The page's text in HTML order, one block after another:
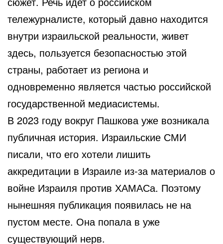
тележурналисте, который давно находится
внутри израильской реальности, живет
здесь, пользуется безопасностью этой
страны, работает из региона и
одновременно является частью российской
государственной медиасистемы.
В 2023 году вокруг Пашкова уже возникала
публичная история. Израильские СМИ
писали, что его хотели лишить
аккредитации в Израиле из-за материалов о
войне Израиля против ХАМАСа. Поэтому
нынешняя публикация появилась не на
пустом месте. Она попала в уже
существующий нерв.